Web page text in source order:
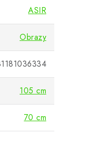
ASIR
Obrazy
105 cm
70 cm